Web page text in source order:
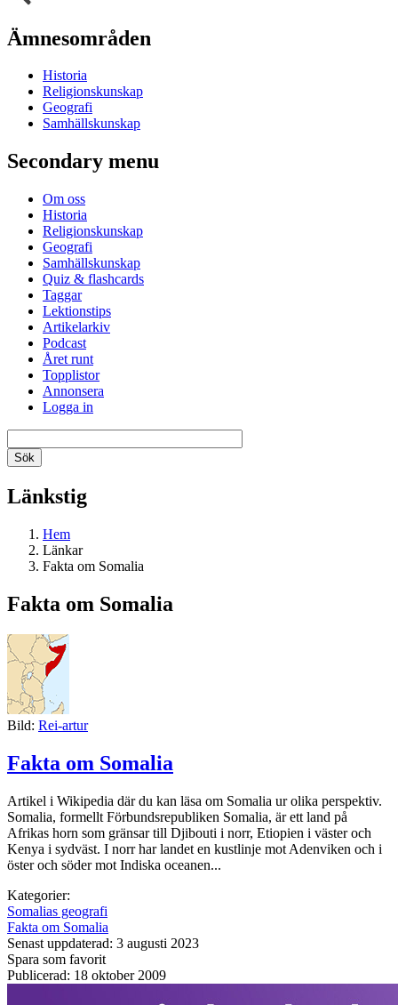
Ämnesområden
Historia
Religionskunskap
Geografi
Samhällskunskap
Secondary menu
Om oss
Historia
Religionskunskap
Geografi
Samhällskunskap
Quiz & flashcards
Taggar
Lektionstips
Artikelarkiv
Podcast
Året runt
Topplistor
Annonsera
Logga in
Länkstig
Hem
Länkar
Fakta om Somalia
Fakta om Somalia
Bild: Rei-artur
Fakta om Somalia
Artikel i Wikipedia där du kan läsa om Somalia ur olika perspektiv.
Somalia, formellt Förbundsrepubliken Somalia, är ett land på
Afrikas horn som gränsar till Djibouti i norr, Etiopien i väster och
Kenya i sydväst. I norr har landet en kustlinje mot Adenviken och i
öster och söder mot Indiska oceanen...
Kategorier:
Somalias geografi
Fakta om Somalia
Senast uppdaterad: 3 augusti 2023
Spara som favorit
Publicerad: 18 oktober 2009